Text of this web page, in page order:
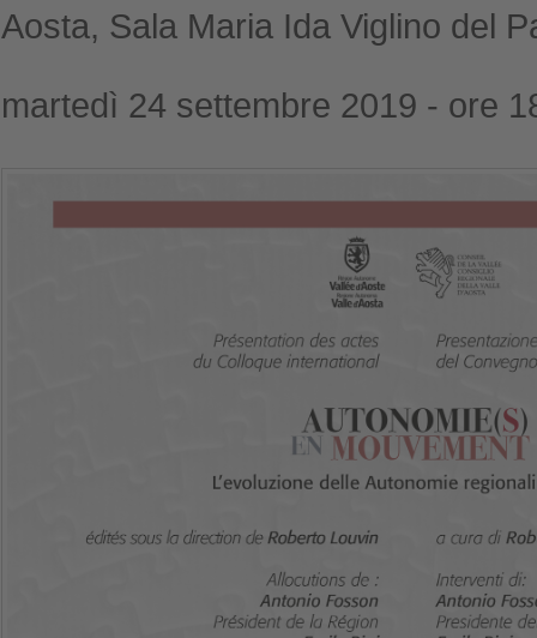
Aosta, Sala Maria Ida Viglino del
martedì 24 settembre 2019 - ore